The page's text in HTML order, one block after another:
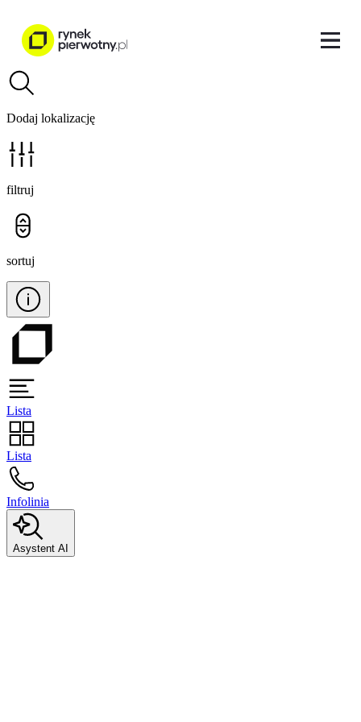
Dodaj lokalizację
filtruj
sortuj
Lista
Lista
Infolinia
Asystent AI